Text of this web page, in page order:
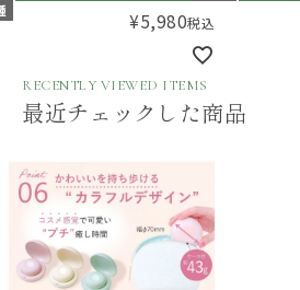
¥5,980税込
RECENTLY VIEWED ITEMS
最近チェックした商品